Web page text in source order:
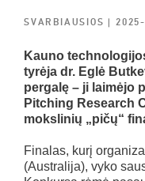
SVARBIAUSIOS |
Kauno
tyrėja dr. Eglė
pergalę – ji laimėjo
Pitching Research
mokslinių „pičų“
Finalas, kurį
(Australija), vyko